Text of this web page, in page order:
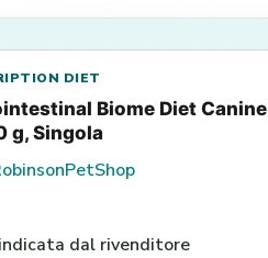
DIET
Biome Diet Canine
g, Singola
dal rivenditore